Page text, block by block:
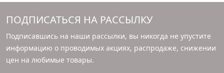
ПОДПИСАТЬСЯ НА РАССЫЛКУ
Подписавшись на наши рассылки, вы никогда не упустите
информацию о проводимых акциях, распродаже, снижении
цен на любимые товары.